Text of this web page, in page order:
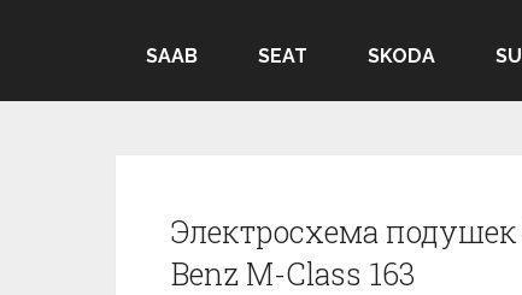
SAAB SEAT SKODA
Электросхема подушек
Benz M-Class 163